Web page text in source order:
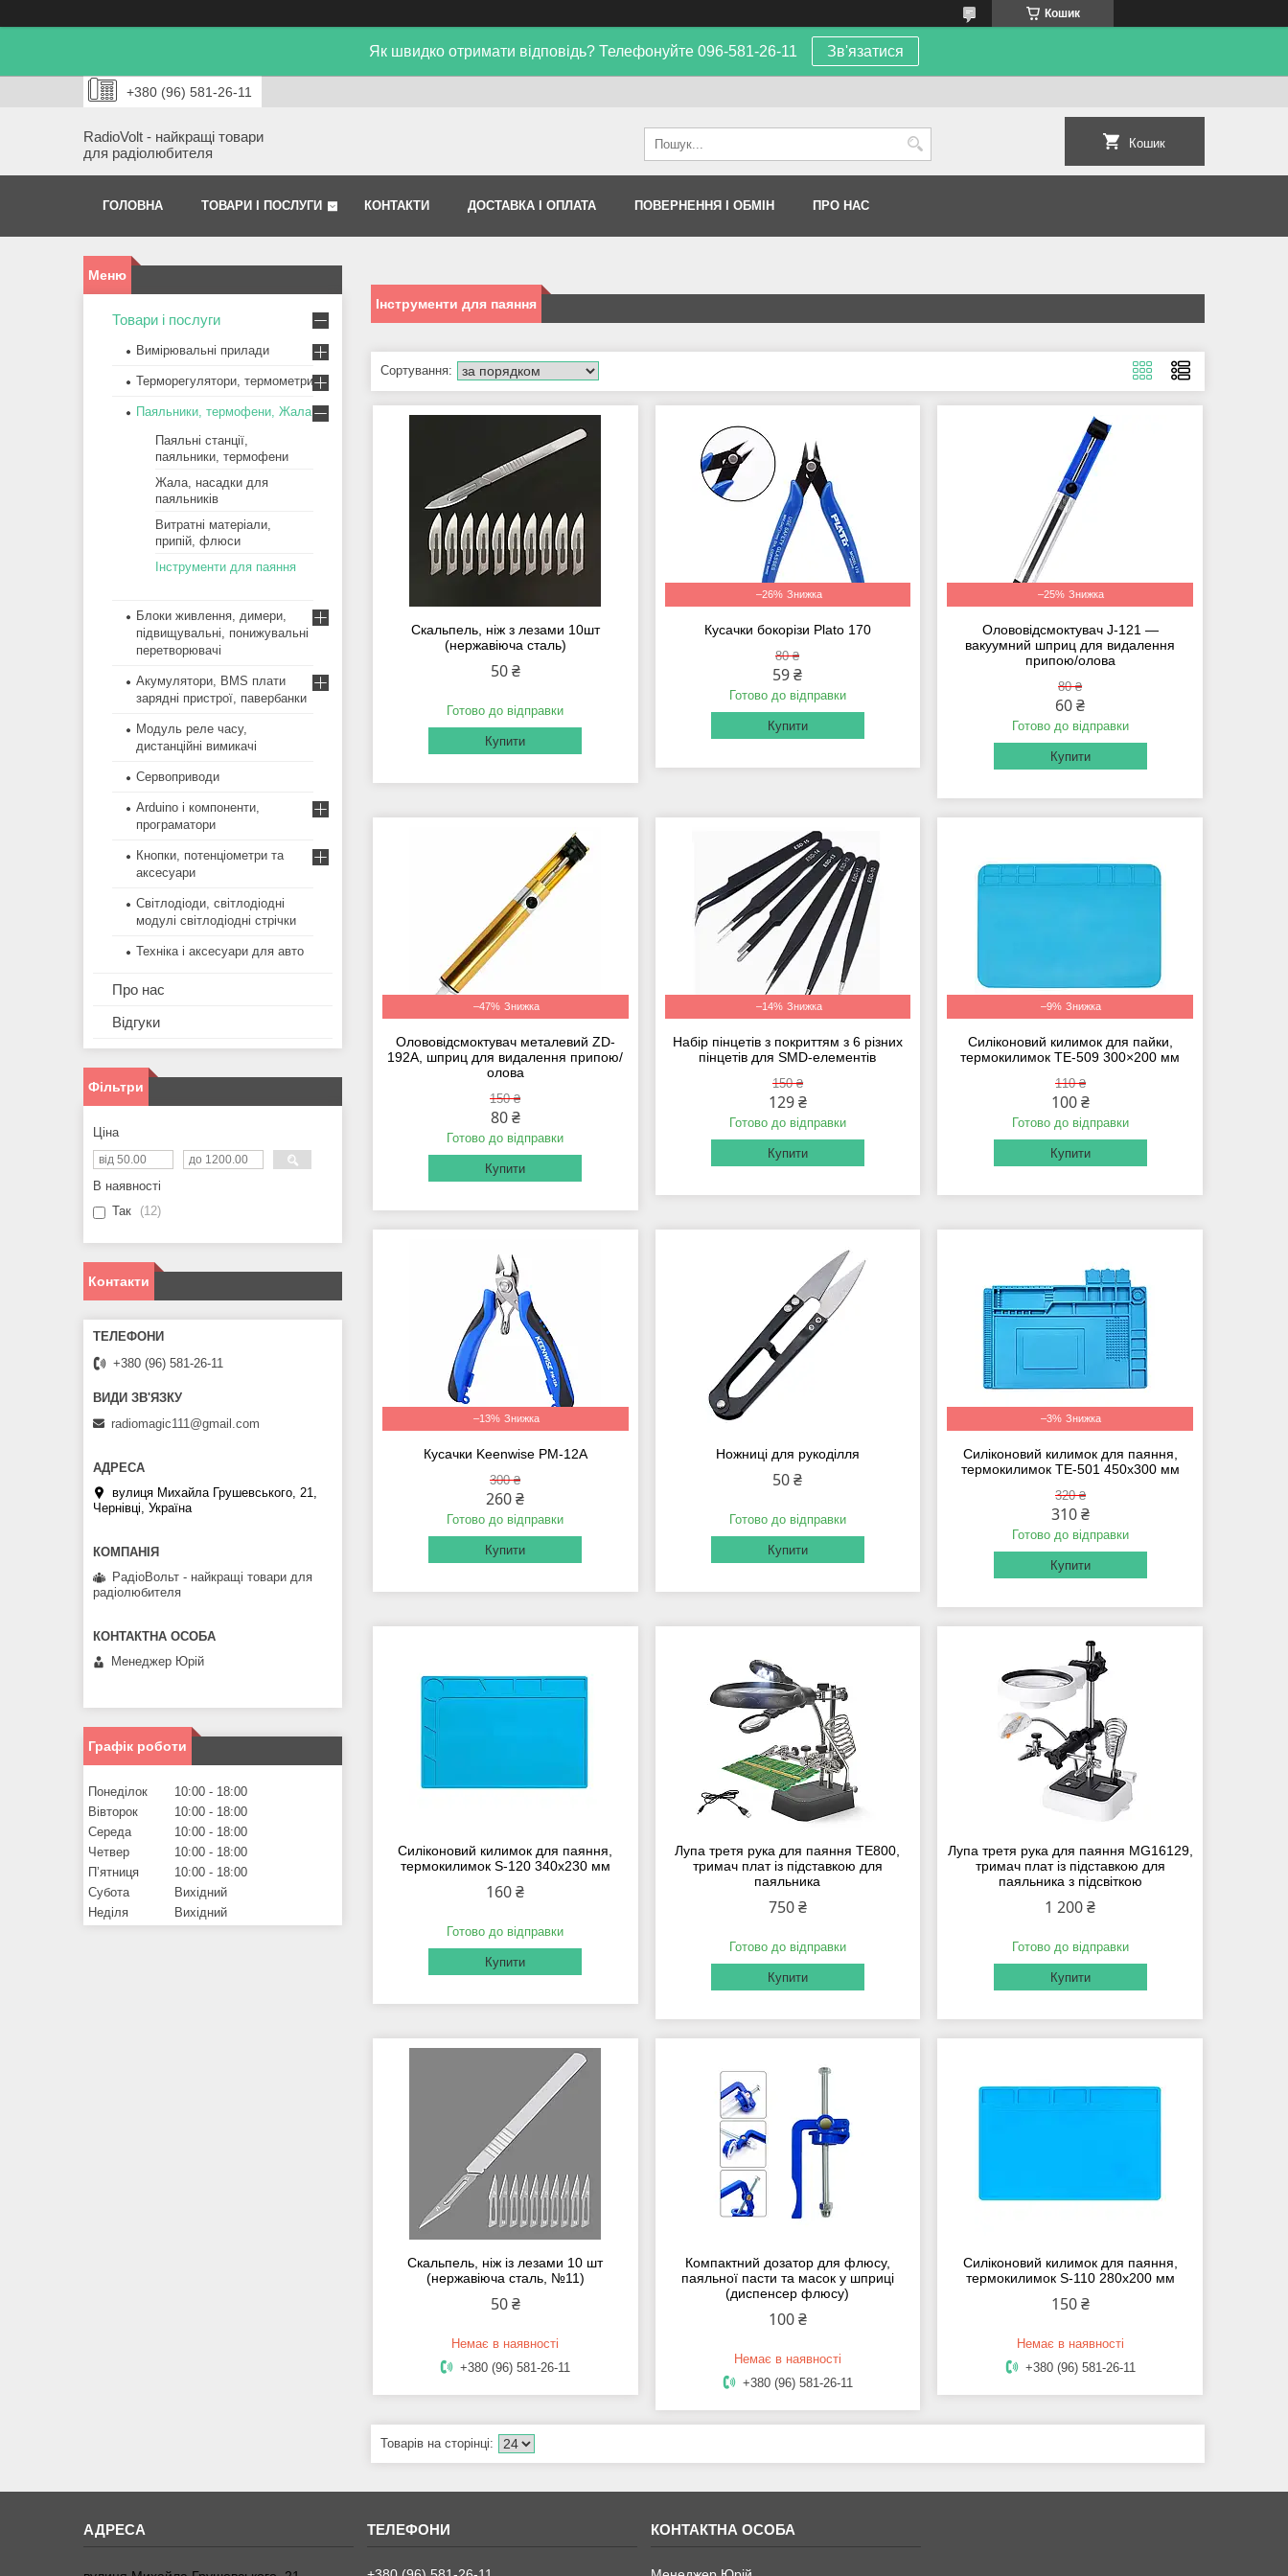
Кошик
Як швидко отримати відповідь? Телефонуйте 096-581-26-11 Зв'язатися
+380 (96) 581-26-11
RadioVolt - найкращі товари
для радіолюбителя
Кошик
ГОЛОВНА ТОВАРИ І ПОСЛУГИ КОНТАКТИ ДОСТАВКА І ОПЛАТА ПОВЕРНЕННЯ І ОБМІН ПРО НАС
Інструменти для паяння
Скальпель, ніж з лезами 10шт
(нержавіюча сталь)
50 ₴
Готово до відправки
Купити
–26%
Кусачки бокорізи Plato 170
80 ₴
59 ₴
Готово до відправки
Купити
–25%
Олововідсмоктувач J-121 —
вакуумний шприц для видалення
припою/олова
80 ₴
60 ₴
Готово до відправки
Купити
–47%
Олововідсмоктувач металевий ZD-
192A, шприц для видалення припою/
олова
150 ₴
80 ₴
Готово до відправки
Купити
–14%
Набір пінцетів з покриттям з 6 різних
пінцетів для SMD-елементів
150 ₴
129 ₴
Готово до відправки
Купити
–9%
Силіконовий килимок для пайки,
термокилимок TE-509 300×200 мм
110 ₴
100 ₴
Готово до відправки
Купити
–13%
Кусачки Keenwise PM-12A
300 ₴
260 ₴
Готово до відправки
Купити
Ножниці для рукоділля
50 ₴
Готово до відправки
Купити
–3%
Силіконовий килимок для паяння,
термокилимок TE-501 450x300 мм
320 ₴
310 ₴
Готово до відправки
Купити
Силіконовий килимок для паяння,
термокилимок S-120 340x230 мм
160 ₴
Готово до відправки
Купити
Лупа третя рука для паяння TE800,
тримач плат із підставкою для
паяльника
750 ₴
Готово до відправки
Купити
Лупа третя рука для паяння MG16129,
тримач плат із підставкою для
паяльника з підсвіткою
1 200 ₴
Готово до відправки
Купити
Скальпель, ніж із лезами 10 шт
(нержавіюча сталь, №11)
50 ₴
Немає в наявності
+380 (96) 581-26-11
Компактний дозатор для флюсу,
паяльної пасти та масок у шприці
(диспенсер флюсу)
100 ₴
Немає в наявності
+380 (96) 581-26-11
Силіконовий килимок для паяння,
термокилимок S-110 280x200 мм
150 ₴
Немає в наявності
+380 (96) 581-26-11
Товари і послуги
Вимірювальні прилади
Терморегулятори, термометри
Паяльники, термофени, Жала
Паяльні станції,
паяльники, термофени
Жала, насадки для
паяльників
Витратні матеріали,
припій, флюси
Інструменти для паяння
Блоки живлення, димери,
підвищувальні, понижувальні
перетворювачі
Акумулятори, BMS плати
зарядні пристрої, павербанки
Модуль реле часу,
дистанційні вимикачі
Сервоприводи
Arduino і компоненти,
програматори
Кнопки, потенціометри та
аксесуари
Світлодіоди, світлодіодні
модулі світлодіодні стрічки
Техніка і аксесуари для авто
Про нас
Відгуки
Фільтри
Ціна
В наявності
Так
12
Контакти
+380 (96) 581-26-11
radiomagic111@gmail.com
вулиця Михайла Грушевського, 21,
Чернівці, Україна
РадіоВольт - найкращі товари для
радіолюбителя
Менеджер Юрій
Графік роботи
Понеділок 10:00
18:00
Вівторок
10:00
18:00
Середа
10:00
18:00
Четвер
10:00
18:00
Пʼятниця
10:00
18:00
Субота
Вихідний
Неділя
Вихідний